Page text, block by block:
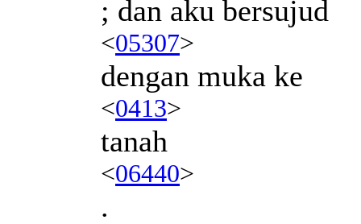
; dan aku bersujud
<05307>
dengan muka ke
<0413>
tanah
<06440>
.